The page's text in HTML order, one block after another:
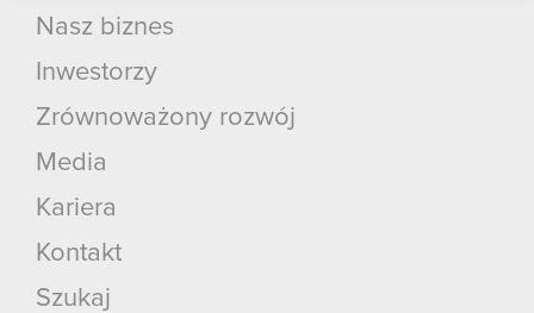
podczas korzystania z ich usług. Kontynuując
używanie plików cookie.
Nasz biznes
Inwestorzy
Zrównoważony rozwój
Media
Kariera
Kontakt
Szukaj